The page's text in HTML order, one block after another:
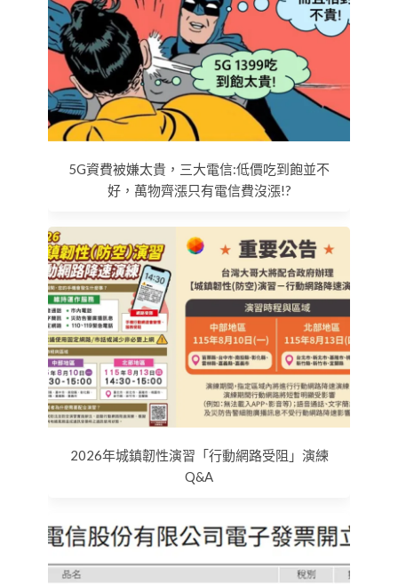
5G資費被嫌太貴，三大電信:低價吃到飽並不
好，萬物齊漲只有電信費沒漲!?
2026年城鎮韌性演習「行動網路受阻」演練
Q&A